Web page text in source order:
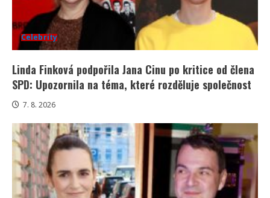
Celebrity
Linda Finková podpořila Jana Cinu po kritice od člena
SPD: Upozornila na téma, které rozděluje společnost
7. 8. 2026